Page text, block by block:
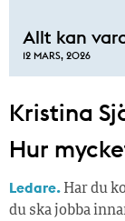
Allt kan
12 MARS, 2026
Kristina
Hur
Ledare. Har du
du ska jobba